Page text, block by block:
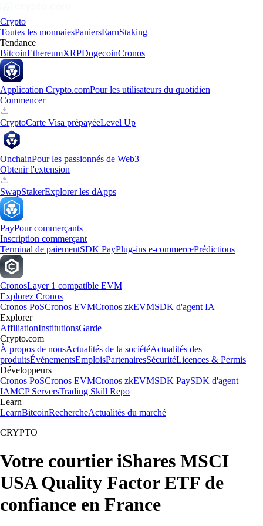
Crypto
Toutes les monnaiesPaniersEarnStaking
Tendance
BitcoinEthereumXRPDogecoinCronos
Application Crypto.comPour les utilisateurs du quotidien
Commencer
CryptoCarte Visa prépayéeLevel Up
OnchainPour les passionnés de Web3
Obtenir l'extension
SwapStakerExplorer les dApps
PayPour commerçants
Inscription commerçant
Terminal de paiementSDK PayPlug-ins e-commercePrédictions
CronosLayer 1 compatible EVM
Explorez Cronos
Cronos PoSCronos EVMCronos zkEVMSDK d'agent IA
Explorer
AffiliationInstitutionsGarde
Crypto.com
À propos de nousActualités de la sociétéActualités des
produitsÉvénementsEmploisPartenairesSécuritéLicences & Permis
Développeurs
Cronos PoSCronos EVMCronos zkEVMSDK PaySDK d'agent
IAMCP ServersTrading Skill Repo
Learn
LearnBitcoinRechercheActualités du marché
CRYPTO
Votre courtier iShares MSCI
USA Quality Factor ETF de
confiance en France